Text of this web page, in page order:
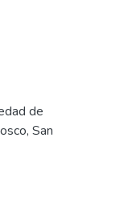
de
San